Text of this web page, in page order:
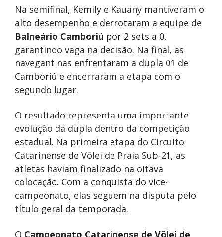
Na semifinal, Kemily e Kauany mantiveram o
alto desempenho e derrotaram a equipe de
Balneário Camboriú por 2 sets a 0,
garantindo vaga na decisão. Na final, as
navegantinas enfrentaram a dupla 01 de
Camboriú e encerraram a etapa com o
segundo lugar.
O resultado representa uma importante
evolução da dupla dentro da competição
estadual. Na primeira etapa do Circuito
Catarinense de Vôlei de Praia Sub-21, as
atletas haviam finalizado na oitava
colocação. Com a conquista do vice-
campeonato, elas seguem na disputa pelo
título geral da temporada.
O Campeonato Catarinense de Vôlei de